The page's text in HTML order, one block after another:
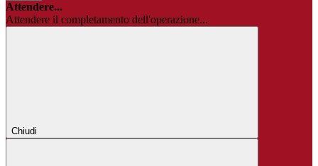
Attendere...
Attendere il completamento dell'operazione...
Chiudi